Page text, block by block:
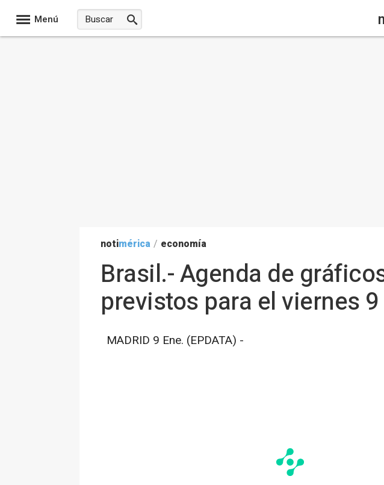
Menú
notimérica / economía
Brasil.- Agenda de
previstos para el viernes
MADRID 9 Ene. (EPDATA) -